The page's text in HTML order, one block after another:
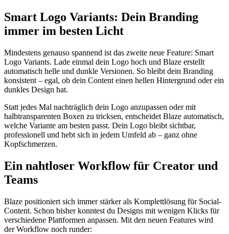
Smart Logo Variants: Dein Branding
immer im besten Licht
Mindestens genauso spannend ist das zweite neue Feature: Smart
Logo Variants. Lade einmal dein Logo hoch und Blaze erstellt
automatisch helle und dunkle Versionen. So bleibt dein Branding
konsistent – egal, ob dein Content einen hellen Hintergrund oder ein
dunkles Design hat.
Statt jedes Mal nachträglich dein Logo anzupassen oder mit
halbtransparenten Boxen zu tricksen, entscheidet Blaze automatisch,
welche Variante am besten passt. Dein Logo bleibt sichtbar,
professionell und hebt sich in jedem Umfeld ab – ganz ohne
Kopfschmerzen.
Ein nahtloser Workflow für Creator und
Teams
Blaze positioniert sich immer stärker als Komplettlösung für Social-
Content. Schon bisher konntest du Designs mit wenigen Klicks für
verschiedene Plattformen anpassen. Mit den neuen Features wird
der Workflow noch runder: